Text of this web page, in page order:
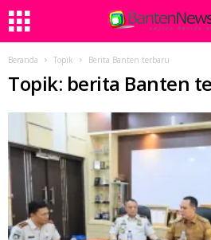
Beranda Topik Berita Banten terbaru
Topik: berita Banten